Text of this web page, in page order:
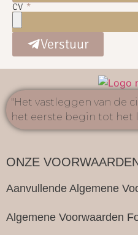
CV
Verstuur
"Het vastleggen van de
het eerste begin tot het
ONZE
Aanvullende Algemene
Algemene Voorwaarden